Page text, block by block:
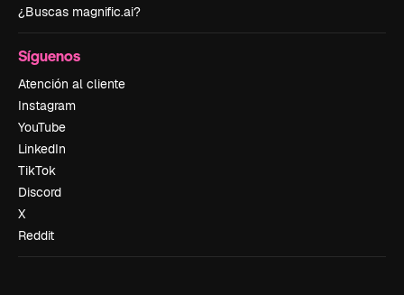
¿Buscas magnific.ai?
Síguenos
Atención al cliente
Instagram
YouTube
LinkedIn
TikTok
Discord
X
Reddit